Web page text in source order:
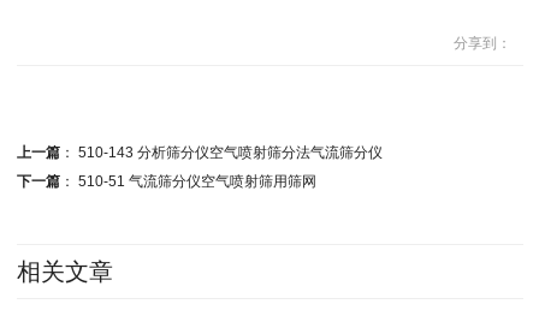
分享到：
上一篇： 510-143 分析筛分仪空气喷射筛分法气流筛分仪
下一篇： 510-51 气流筛分仪空气喷射筛用筛网
相关文章